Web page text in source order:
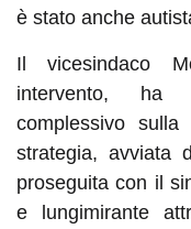
è stato anche
Il vicesindaco
intervento, ha
complessivo
strategia, avviata
proseguita con il
e lungimirante